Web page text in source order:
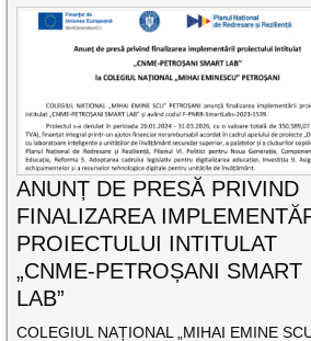
ANUNȚ DE PRESĂ PRIVIND
FINALIZAREA
PROIECTULUI INTITULAT
„CNME-PETROȘANI SMART
LAB”
COLEGIUL NAȚIONAL „MIHAI EMINE